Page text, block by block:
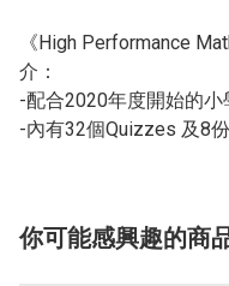
《High Performance
介：
-配合2020年度開始的小
-內有32個Quizzes 及8
你可能感興趣的商